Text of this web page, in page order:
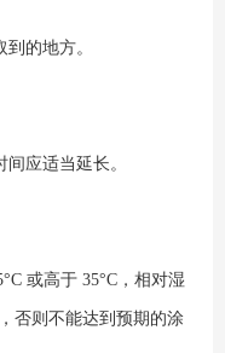
的地方。
应适当延长。
或高于 35°C，相对湿
否则不能达到预期的涂